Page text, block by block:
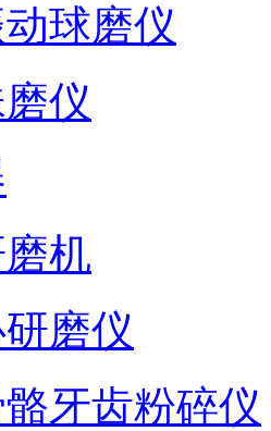
球磨仪
仪
机
磨仪
牙齿粉碎仪